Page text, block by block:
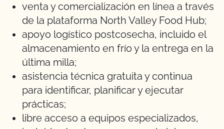
venta y comercialización en línea a través
de la plataforma North Valley Food Hub;
apoyo logístico postcosecha, incluido el
almacenamiento en frío y la entrega en la
última milla;
asistencia técnica gratuita y continua
para identificar, planificar y ejecutar
prácticas;
libre acceso a equipos especializados,